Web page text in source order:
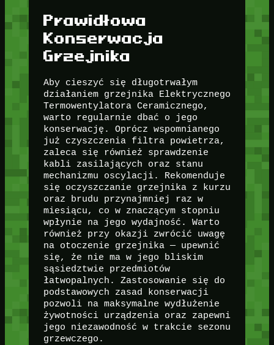
Prawidłowa
Konserwacja
Grzejnika
Aby cieszyć się długotrwałym
działaniem grzejnika Elektrycznego
Termowentylatora Ceramicznego,
warto regularnie dbać o jego
konserwację. Oprócz wspomnianego
już czyszczenia filtra powietrza,
zaleca się również sprawdzenie
kabli zasilających oraz stanu
mechanizmu oscylacji. Rekomenduje
się oczyszczanie grzejnika z kurzu
oraz brudu przynajmniej raz w
miesiącu, co w znaczącym stopniu
wpłynie na jego wydajność. Warto
również przy okazji zwrócić uwagę
na otoczenie grzejnika — upewnić
się, że nie ma w jego bliskim
sąsiedztwie przedmiotów
łatwopalnych. Zastosowanie się do
podstawowych zasad konserwacji
pozwoli na maksymalne wydłużenie
żywotności urządzenia oraz zapewni
jego niezawodność w trakcie sezonu
grzewczego.